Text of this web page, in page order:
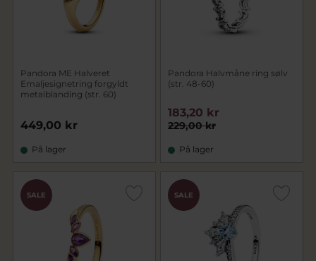
Pandora ME Halveret
Emaljesignetring forgyldt
metalblanding (str. 60)
449,00 kr
På lager
Pandora Halvmåne ring sølv
(str. 48-60)
229,00 kr
183,20 kr
På lager
SALE SALE